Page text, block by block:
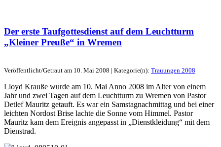
Der erste Taufgottesdienst auf dem Leuchtturm
„Kleiner Preuße“ in Wremen
Veröffentlicht/Getraut am 10. Mai 2008 | Kategorie(n): Trauungen 2008
Lloyd Krauße wurde am 10. Mai Anno 2008 im Alter von einem
Jahr und zwei Tagen auf dem Leuchtturm zu Wremen von Pastor
Detlef Mauritz getauft. Es war ein Samstagnachmittag und bei einer
leichten Nordost Brise lachte die Sonne vom Himmel. Pastor
Mauritz kam dem Ereignis angepasst in „Dienstkleidung“ mit dem
Dienstrad.